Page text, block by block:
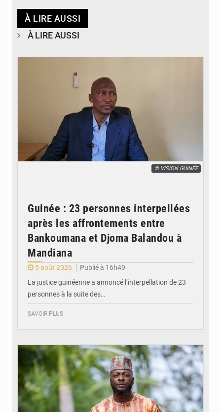
À LIRE AUSSI
À LIRE AUSSI
© VISION GUINÉE
Guinée : 23 personnes interpellées
après les affrontements entre
Bankoumana et Djoma Balandou à
Mandiana
5 août 2026
Publié à 16h49
La justice guinéenne a annoncé l’interpellation de 23
personnes à la suite des…
SAVOIR PLUS